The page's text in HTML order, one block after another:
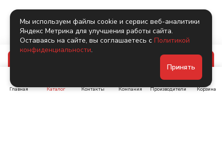
Главная Каталог Контакты Компания Производители Корзина
Мы используем файлы cookie и сервис веб-аналитики
Яндекс Метрика для улучшения работы сайта.
Оставаясь на сайте, вы соглашаетесь с Политикой
конфиденциальности.
Принять